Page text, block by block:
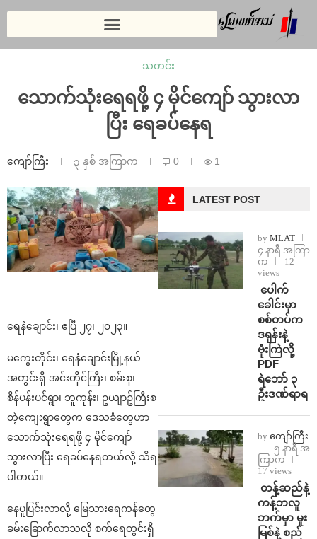
သတင်း
သောက်သုံးရေရဖို့ ၄ မိုင်ကျော် သွားလာ
ပြီး ရေခပ်နေရ
ကျော်ကြီး ၃ နှစ် အကြာက 0 1
ရေနံချောင်း၊ ဧပြီ ၂၇၊ ၂၀၂၃။
မကွေးတိုင်း၊ ရေနံချောင်းမြို့နယ်
အတွင်းရှိ အင်းတိုင်ကြီး၊ စမ်းစု၊
စိန်ပန်းပင်ရွာ၊ ဘူကုန်း၊ ဥယျာဥ်ကြီးစ
တဲ့ကျေးရွာတွေက ဒေသခံတွေဟာ
သောက်သုံးရေရဖို့ ၄ မိုင်ကျော်
သွားလာပြီး ရေခပ်နေရတယ်လို့ သိရ
ပါတယ်။
နေပူပြင်းလာလို့ မြေသားရေကန်တွေ
ခမ်းခြောက်လာသလို စက်ရေတွင်းရှိ
LATEST POST
by MLAT
၄ နာရီ အကြာ
က
12
views
⁩ ⁨ပေါက်
ခေါင်းမှာ
စစ်တပ်က
ဒရုန်းနဲ့
ဗုံးကြဲလို့
PDF
ရဲဘော် ၃
ဦးဒဏ်ရာရ
by ကျော်ကြီး
၅ နာရီ အ
ကြာက
17 views
⁩ ⁨တန့်ဆည်နဲ့
ကန့်ဘလူ
ဘက်မှာ မူး
မြစ်နဲ့ စည်